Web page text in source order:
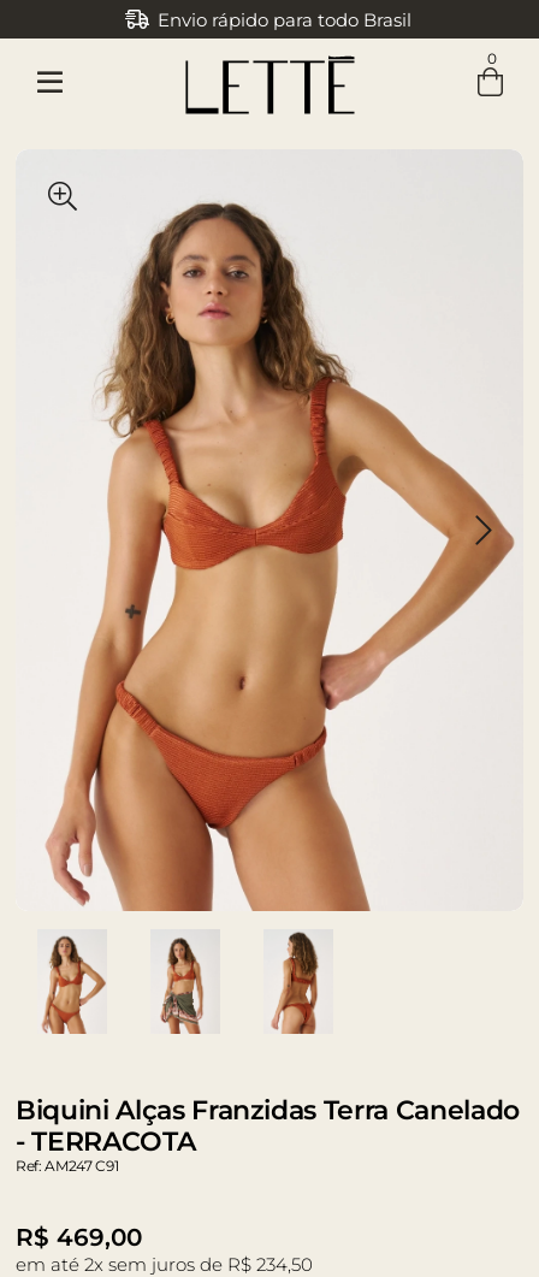
Envio rápido para todo Brasil
Parcele em até 3x sem juros
0
Biquini Alças Franzidas Terra Canelado
- TERRACOTA
Ref: AM247 C91
R$ 469,00
em até 2x sem juros de R$ 234,50